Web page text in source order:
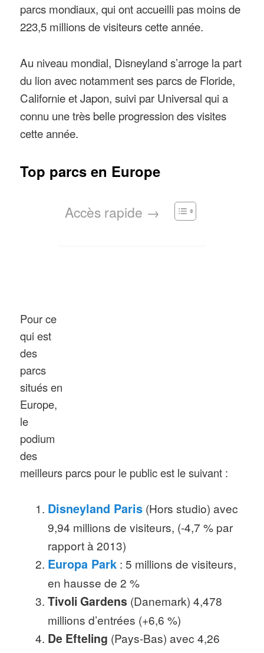
parcs mondiaux, qui ont accueilli pas moins de
223,5 millions de visiteurs cette année.
Au niveau mondial, Disneyland s’arroge la part
du lion avec notamment ses parcs de Floride,
Californie et Japon, suivi par Universal qui a
connu une très belle progression des visites
cette année.
Top parcs en Europe
Accès rapide →
Pour ce
qui est
des
parcs
situés en
Europe,
le
podium
des
meilleurs parcs pour le public est le suivant :
Disneyland Paris(Hors studio) avec
9,94 millions de visiteurs, (-4,7 % par
rapport à 2013)
Europa Park: 5 millions de visiteurs,
en hausse de 2 %
Tivoli Gardens (Danemark) 4,478
millions d’entrées (+6,6 %)
De Efteling (Pays-Bas) avec 4,26